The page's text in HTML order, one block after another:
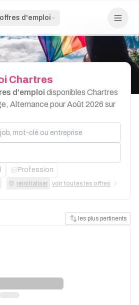
d'emploi
Chartres
d'emploi disponibles Chartres
Alternance pour Août 2026 sur
clé ou entreprise
Profession
réinitialiser voir toutes les offres
les plus pertinents